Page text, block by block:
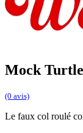
Mock
(0 avis)
Le faux col roulé